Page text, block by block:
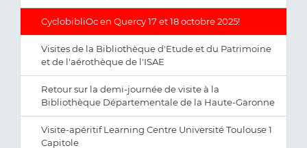
CyclobibliOc en Quercy 17 et 18 octobre 2025!
Visites de la Bibliothèque d'Etude et du Patrimoine
et de l'aérothèque de l'ISAE
Retour sur la demi-journée de visite à la
Bibliothèque Départementale de la Haute-Garonne
Visite-apéritif Learning Centre Université Toulouse 1
Capitole